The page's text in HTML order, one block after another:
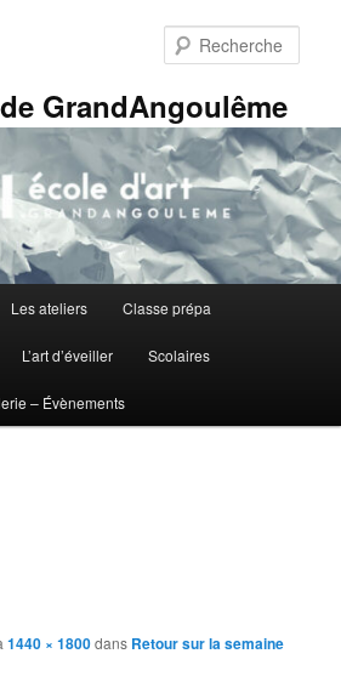
GrandAngoulême
Les ateliers Classe prépa
L’art d’éveiller Scolaires
– Évènements
1440 × 1800dans Retour sur la semaine